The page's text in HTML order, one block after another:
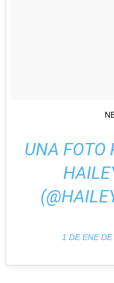
UNA FOTO
1 DE ENE